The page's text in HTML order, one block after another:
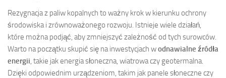
Rezygnacja z paliw kopalnych to ważny krok w kierunku ochrony
środowiska i zrównoważonego rozwoju. Istnieje wiele działań,
które można podjąć, aby zmniejszyć zależność od tych surowców.
Warto na początku skupić się na inwestycjach wodnawialne źródła
energii, takie jak energia słoneczna, wiatrowa czy geotermalna.
Dzięki odpowiednim urządzeniom, takim jak panele słoneczne czy